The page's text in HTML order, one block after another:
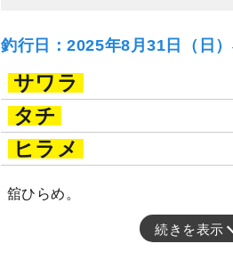
釣行日：2025年8月31日（日
サワラ
タチ
ヒラメ
舘ひらめ。
続きを表示